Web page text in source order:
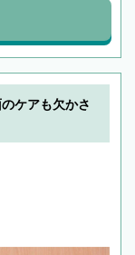
ケアも欠かさ